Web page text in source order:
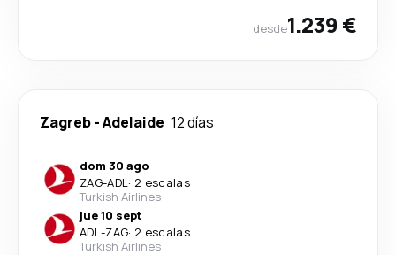
desde1.239 €
Zagreb-Adelaide 12 días
dom 30 ago
ZAG-ADL· 2 escalas
Turkish Airlines
jue 10 sept
ADL-ZAG· 2 escalas
Turkish Airlines